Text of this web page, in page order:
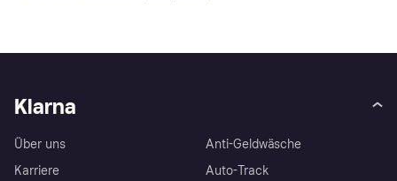
Klarna
Über uns
Karriere
Anti-Geldwäsche
Auto-Track